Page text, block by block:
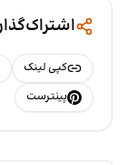
کپی لینک
پینترست